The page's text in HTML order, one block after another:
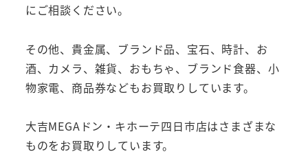
にご相談ください。
その他、貴金属、ブランド品、宝石、時計、お
酒、カメラ、雑貨、おもちゃ、ブランド食器、小
物家電、商品券などもお買取りしています。
大吉MEGAドン・キホーテ四日市店はさまざまな
ものをお買取りしています。